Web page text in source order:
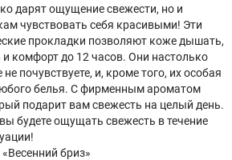
дарят ощущение свежести, но и
чувствовать себя красивыми! Эти
прокладки позволяют коже дышать,
и комфорт до 12 часов. Они настолько
почувствуете, и, кроме того, их особая
белья. С фирменным ароматом
подарит вам свежесть на целый день.
будете ощущать свежесть в течение
бриз»